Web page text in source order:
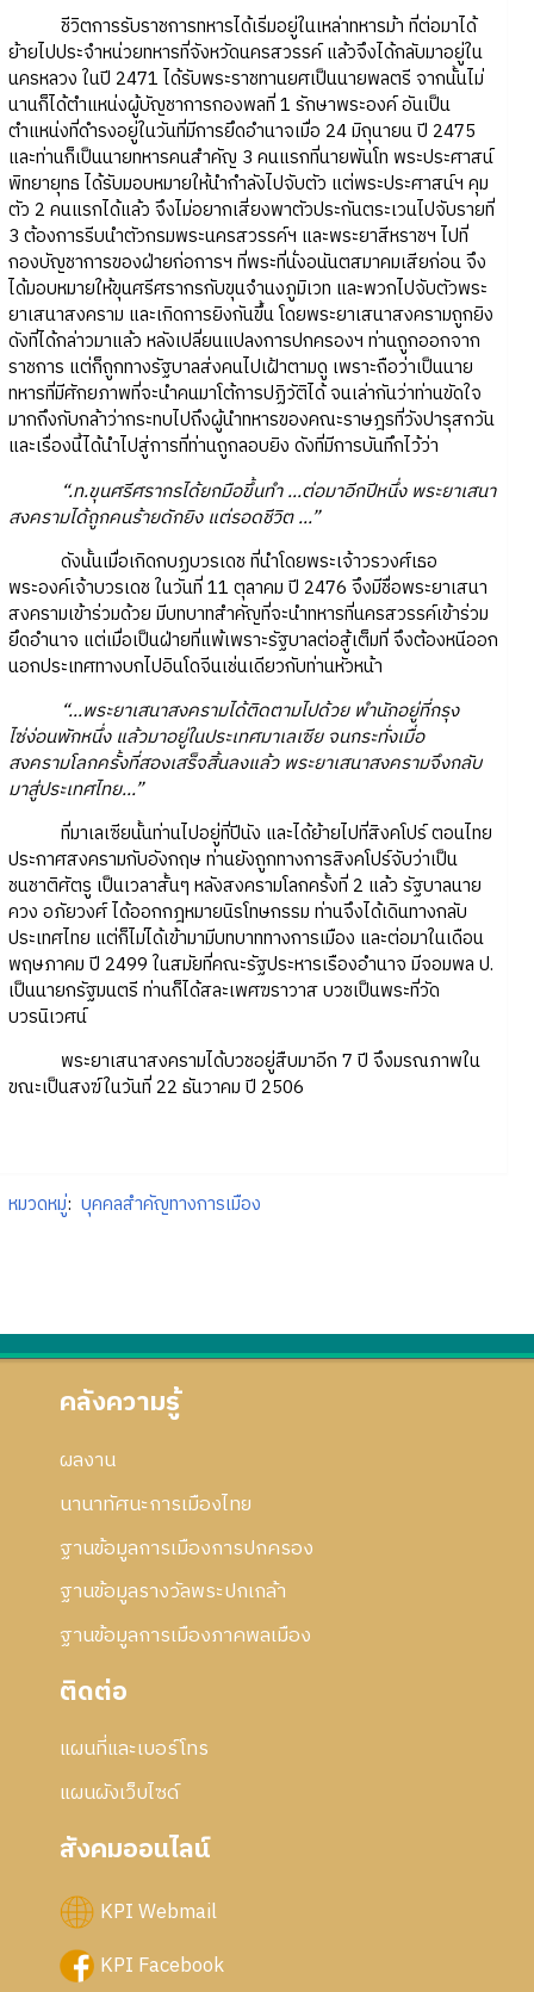
ชีวิตการรับราชการทหารได้เริ่มอยู่ในเหล่าทหารม้า ที่ต่อมาได้
ย้ายไปประจำหน่วยทหารที่จังหวัดนครสวรรค์ แล้วจึงได้กลับมาอยู่ใน
นครหลวง ในปี 2471 ได้รับพระราชทานยศเป็นนายพลตรี จากนั้นไม่
นานก็ได้ตำแหน่งผู้บัญชาการกองพลที่ 1 รักษาพระองค์ อันเป็น
ตำแหน่งที่ดำรงอยู่ในวันที่มีการยึดอำนาจเมื่อ 24 มิถุนายน ปี 2475
และท่านก็เป็นนายทหารคนสำคัญ 3 คนแรกที่นายพันโท พระประศาสน์
พิทยายุทธ ได้รับมอบหมายให้นำกำลังไปจับตัว แต่พระประศาสน์ฯ คุม
ตัว 2 คนแรกได้แล้ว จึงไม่อยากเสี่ยงพาตัวประกันตระเวนไปจับรายที่
3 ต้องการรีบนำตัวกรมพระนครสวรรค์ฯ และพระยาสีหราชฯ ไปที่
กองบัญชาการของฝ่ายก่อการฯ ที่พระที่นั่งอนันตสมาคมเสียก่อน จึง
ได้มอบหมายให้ขุนศรีศรากรกับขุนจำนงภูมิเวท และพวกไปจับตัวพระ
ยาเสนาสงคราม และเกิดการยิงกันขึ้น โดยพระยาเสนาสงครามถูกยิง
ดังที่ได้กล่าวมาแล้ว หลังเปลี่ยนแปลงการปกครองฯ ท่านถูกออกจาก
ราชการ แต่ก็ถูกทางรัฐบาลส่งคนไปเฝ้าตามดู เพราะถือว่าเป็นนาย
ทหารที่มีศักยภาพที่จะนำคนมาโต้การปฏิวัติได้ จนเล่ากันว่าท่านขัดใจ
มากถึงกับกล้าว่ากระทบไปถึงผู้นำทหารของคณะราษฎรที่วังปารุสกวัน
และเรื่องนี้ได้นำไปสู่การที่ท่านถูกลอบยิง ดังที่มีการบันทึกไว้ว่า
“.ท.ขุนศรีศรากรได้ยกมือขึ้นทำ ...ต่อมาอีกปีหนึ่ง พระยาเสนา
สงครามได้ถูกคนร้ายดักยิง แต่รอดชีวิต ...”
ดังนั้นเมื่อเกิดกบฏบวรเดช ที่นำโดยพระเจ้าวรวงศ์เธอ
พระองค์เจ้าบวรเดช ในวันที่ 11 ตุลาคม ปี 2476 จึงมีชื่อพระยาเสนา
สงครามเข้าร่วมด้วย มีบทบาทสำคัญที่จะนำทหารที่นครสวรรค์เข้าร่วม
ยึดอำนาจ แต่เมื่อเป็นฝ่ายที่แพ้เพราะรัฐบาลต่อสู้เต็มที่ จึงต้องหนีออก
นอกประเทศทางบกไปอินโดจีนเช่นเดียวกับท่านหัวหน้า
“...พระยาเสนาสงครามได้ติดตามไปด้วย พำนักอยู่ที่กรุง
ไซ่ง่อนพักหนึ่ง แล้วมาอยู่ในประเทศมาเลเซีย จนกระทั่งเมื่อ
สงครามโลกครั้งที่สองเสร็จสิ้นลงแล้ว พระยาเสนาสงครามจึงกลับ
มาสู่ประเทศไทย...”
ที่มาเลเซียนั้นท่านไปอยู่ที่ปีนัง และได้ย้ายไปที่สิงคโปร์ ตอนไทย
ประกาศสงครามกับอังกฤษ ท่านยังถูกทางการสิงคโปร์จับว่าเป็น
ชนชาติศัตรู เป็นเวลาสั้นๆ หลังสงครามโลกครั้งที่ 2 แล้ว รัฐบาลนาย
ควง อภัยวงศ์ ได้ออกกฎหมายนิรโทษกรรม ท่านจึงได้เดินทางกลับ
ประเทศไทย แต่ก็ไม่ได้เข้ามามีบทบาททางการเมือง และต่อมาในเดือน
พฤษภาคม ปี 2499 ในสมัยที่คณะรัฐประหารเรืองอำนาจ มีจอมพล ป.
เป็นนายกรัฐมนตรี ท่านก็ได้สละเพศฆราวาส บวชเป็นพระที่วัด
บวรนิเวศน์
พระยาเสนาสงครามได้บวชอยู่สืบมาอีก 7 ปี จึงมรณภาพใน
ขณะเป็นสงฆ์ในวันที่ 22 ธันวาคม ปี 2506
หมวดหมู่: บุคคลสำคัญทางการเมือง
คลังความรู้
ผลงาน
นานาทัศนะการเมืองไทย
ฐานข้อมูลการเมืองการปกครอง
ฐานข้อมูลรางวัลพระปกเกล้า
ฐานข้อมูลการเมืองภาคพลเมือง
ติดต่อ
แผนที่และเบอร์โทร
แผนผังเว็บไซด์
สังคมออนไลน์
KPI Webmail
KPI Facebook